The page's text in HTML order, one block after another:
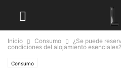
Inicio Consumo
¿Se puede
condiciones del alojamiento esenciales?
Consumo